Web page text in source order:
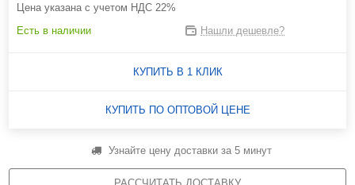
Цена указана с учетом НДС 22%
Есть в наличии
Нашли дешевле?
КУПИТЬ В 1 КЛИК
КУПИТЬ ПО ОПТОВОЙ ЦЕНЕ
Узнайте цену доставки за 5 минут